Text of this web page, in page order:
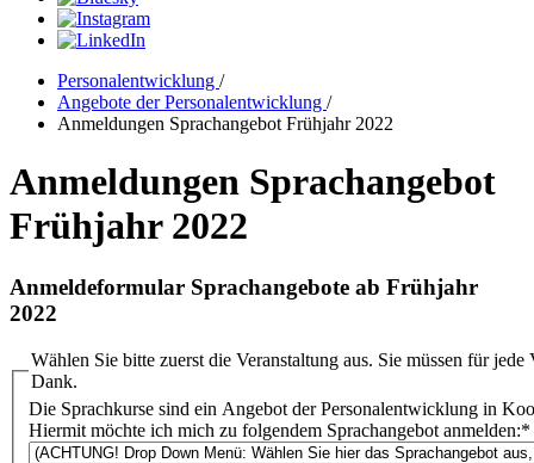
Personalentwicklung /
Angebote der Personalentwicklung /
Anmeldungen Sprachangebot Frühjahr 2022
Anmeldungen Sprachangebot
Frühjahr 2022
Anmeldeformular Sprachangebote ab Frühjahr
2022
Wählen Sie bitte zuerst die Veranstaltung aus. Sie müssen für
Dank.
Die Sprachkurse sind ein Angebot der Personalentwicklung in
Hiermit möchte ich mich zu folgendem Sprachangebot anmelden:*